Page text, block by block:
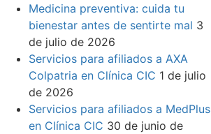
Medicina preventiva: cuida tu
bienestar antes de sentirte mal 3
de julio de 2026
Servicios para afiliados a AXA
Colpatria en Clínica CIC 1 de julio
de 2026
Servicios para afiliados a MedPlus
en Clínica CIC 30 de junio de